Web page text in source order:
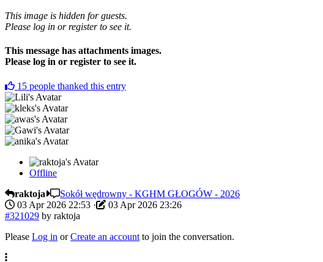
This image is hidden for guests.
Please log in or register to see it.
This message has attachments images.
Please log in or register to see it.
15 people thanked this entry
Offline
raktoja
Sokół wędrowny - KGHM GŁOGÓW - 2026
03 Apr 2026 22:53 ·
03 Apr 2026 23:26
#321029 by raktoja
Please Log in orCreate an account to join the conversation.